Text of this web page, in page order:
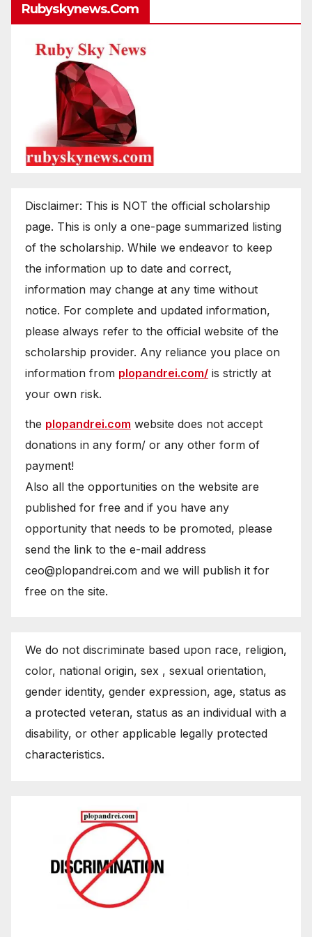
Rubyskynews.com
Disclaimer: This is NOT the official scholarship
page. This is only a one-page summarized listing
of the scholarship. While we endeavor to keep
the information up to date and correct,
information may change at any time without
notice. For complete and updated information,
please always refer to the official website of the
scholarship provider. Any reliance you place on
information from plopandrei.com/ is strictly at
your own risk.
the plopandrei.com website does not accept
donations in any form/ or any other form of
payment!
Also all the opportunities on the website are
published for free and if you have any
opportunity that needs to be promoted, please
send the link to the e-mail address
ceo@plopandrei.com and we will publish it for
free on the site.
We do not discriminate based upon race, religion,
color, national origin, sex , sexual orientation,
gender identity, gender expression, age, status as
a protected veteran, status as an individual with a
disability, or other applicable legally protected
characteristics.